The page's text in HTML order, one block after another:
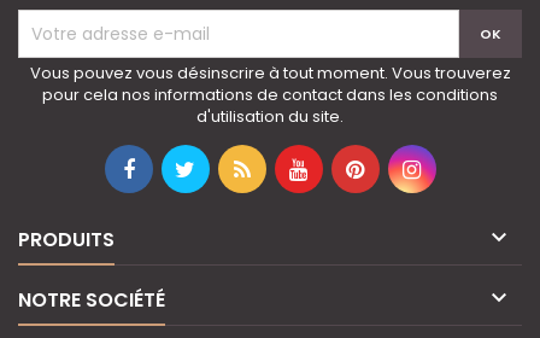
Vous pouvez vous désinscrire à tout moment. Vous trouverez
pour cela nos informations de contact dans les conditions
d'utilisation du site.
PRODUITS 
NOTRE SOCIÉTÉ 